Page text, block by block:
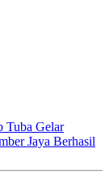
Tuba Gelar
Jaya Berhasil